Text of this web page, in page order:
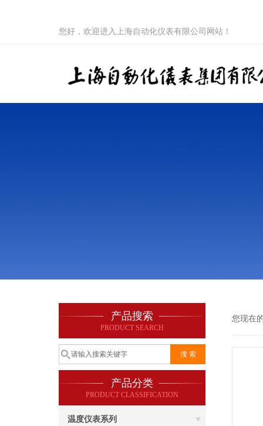
您好，欢迎进入上海自动化仪表有限公司网站！
产品搜索
PRODUCT SEARCH
产品分类
PRODUCT CLASSIFICATION
温度仪表系列
您现在